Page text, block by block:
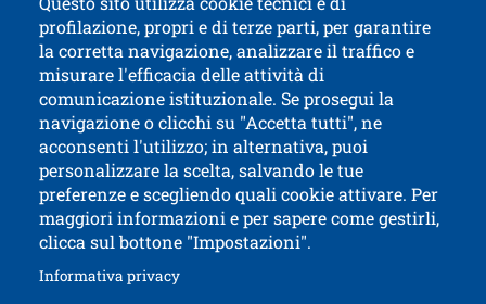
Contatti
Titolo contatti
profilazione, propri e di terze parti, per garantire
la corretta navigazione, analizzare il traffico e
misurare l'efficacia delle attività di
comunicazione istituzionale. Se prosegui la
navigazione o clicchi su "Accetta tutti", ne
acconsenti l'utilizzo; in alternativa, puoi
personalizzare la scelta, salvando le tue
preferenze e scegliendo quali cookie attivare. Per
maggiori informazioni e per sapere come gestirli,
clicca sul bottone "Impostazioni".
Informativa privacyApri il link in una nuova finestra
Università di Trento
via Calepina, 14 - I-38122 Trento
P.IVA-C.F. 003​40520220
Accessibilità